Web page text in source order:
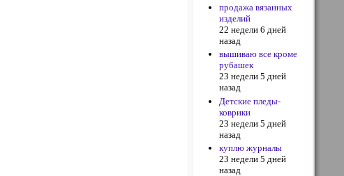
продажа вязанных
изделий
22 недели 6 дней
назад
вышиваю все кроме
рубашек
23 недели 5 дней
назад
Детские пледы-
коврики
23 недели 5 дней
назад
куплю журналы
23 недели 5 дней
назад